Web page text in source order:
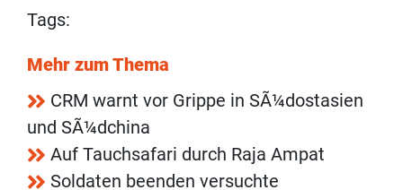
Tags:
Mehr zum Thema
CRM warnt vor Grippe in SÃ¼dostasien
und SÃ¼dchina
Auf Tauchsafari durch Raja Ampat
Soldaten beenden versuchte